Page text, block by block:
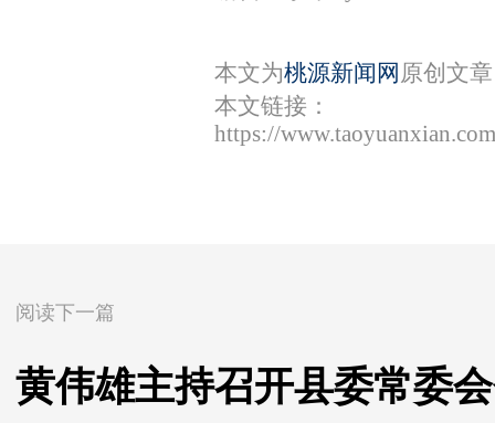
本文为桃源新闻网 原创文
本文链接：
https://
阅读下一篇
黄伟雄主持召开县委常委